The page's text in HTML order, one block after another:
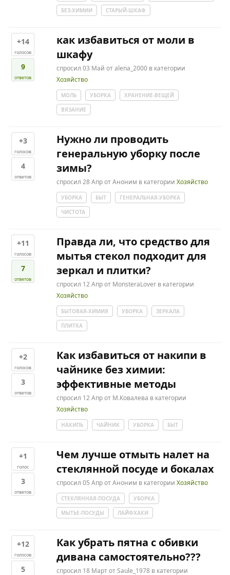
БЕЗ-ХИМИИ
СТАРЫЙ-ШКАФ
+14
голосов
9
ответов
как избавиться от моли в
шкафу
спросил 03 Май отalena_2000 в категории
Хозяйство
МОЛЬ УБОРКА
ХРАНЕНИЕ-ВЕЩЕЙ
ВЯЗАНИЕ
+3
голосов
4
ответов
Нужно ли проводить
генеральную уборку после
зимы?
спросил 28 АпротАноним в категорииХозяйство
УБОРКА БЫТ
ГЕНЕРАЛЬНАЯ-УБОРКА
ЧИСТОТА
+11
голосов
7
ответов
Правда ли, что средство для
мытья стекол подходит для
зеркал и плитки?
спросил 12 Апрот MonsteraLover в категории
Хозяйство
БЫТОВАЯ-ХИМИЯ УБОРКА
ЗЕРКАЛА
ПЛИТКА
+2
голосов
3
ответов
Как избавиться от накипи в
чайнике без химии:
эффективные методы
спросил 12 Апрот М.Ковалева в категории
Хозяйство
НАКИПЬ ЧАЙНИК УБОРКА БЫТ
+1
голос
3
ответов
Чем лучше отмыть налет на
стеклянной посуде и бокалах
спросил 05 АпротАноним в категорииХозяйство
СТЕКЛЯННАЯ-ПОСУДА
УБОРКА
МЫТЬЕ-ПОСУДЫ
ЛАЙФХАКИ
+12
голосов
5
Как убрать пятна с обивки
дивана самостоятельно???
спросил 18 МартотSaule_1978 в категории